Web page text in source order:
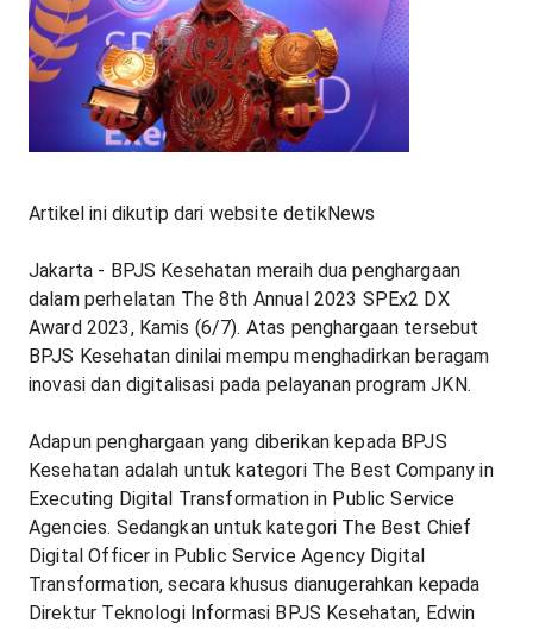
Artikel ini dikutip dari website detikNews
Jakarta - BPJS Kesehatan meraih dua penghargaan
dalam perhelatan The 8th Annual 2023 SPEx2 DX
Award 2023, Kamis (6/7). Atas penghargaan tersebut
BPJS Kesehatan dinilai mempu menghadirkan beragam
inovasi dan digitalisasi pada pelayanan program JKN.
Adapun penghargaan yang diberikan kepada BPJS
Kesehatan adalah untuk kategori The Best Company in
Executing Digital Transformation in Public Service
Agencies. Sedangkan untuk kategori The Best Chief
Digital Officer in Public Service Agency Digital
Transformation, secara khusus dianugerahkan kepada
Direktur Teknologi Informasi BPJS Kesehatan, Edwin